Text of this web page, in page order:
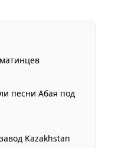
песни Абая под
Kazakhstan